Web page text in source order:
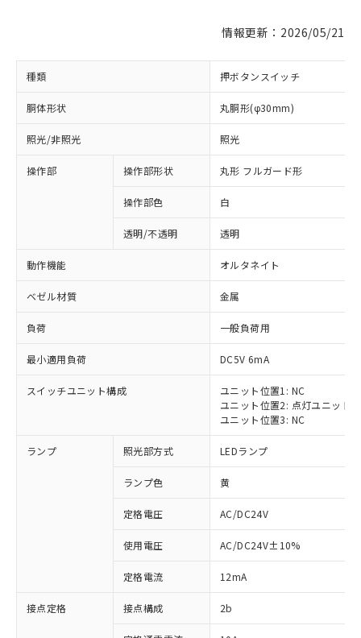
情報更新：2026/05/21
種類 押ボタンスイッチ
胴体形状 丸胴形(φ30mm)
照光/非照光 照光
操作部 操作部形状 丸形 フルガード形
操作部色 白
透明/不透明 透明
動作機能 オルタネイト
ベゼル材質 金属
負荷 一般負荷用
最小適用負荷 DC5V 6mA
スイッチユニット構成
ユニット位置1: NC
ユニット位置2: 点灯ユニット
ユニット位置3: NC
ランプ 照光部方式 LEDランプ
ランプ色 黄
定格電圧 AC/DC24V
使用電圧 AC/DC24V±10%
定格電流 12mA
接点定格 接点構成 2b
※1 対応状況
対応済み：EU RoHS指令（10物質）の
非含有に対応した製品が提供可能な商品で
す。
対応予定：EU RoHS指令（10物質）の非含